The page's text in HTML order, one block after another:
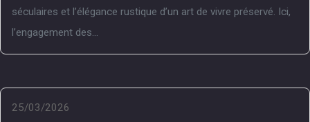
séculaires et l’élégance rustique d’un art de vivre préservé. Ici,
l’engagement des...
25/03/2026